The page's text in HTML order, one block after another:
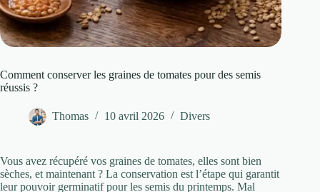
Comment conserver les graines de tomates pour des semis
réussis ?
Thomas 10 avril 2026 Divers
Vous avez récupéré vos graines de tomates, elles sont bien
sèches, et maintenant ? La conservation est l’étape qui garantit
leur pouvoir germinatif pour les semis du printemps. Mal